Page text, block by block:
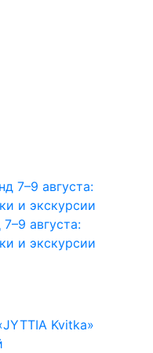
августа:
и экскурсии